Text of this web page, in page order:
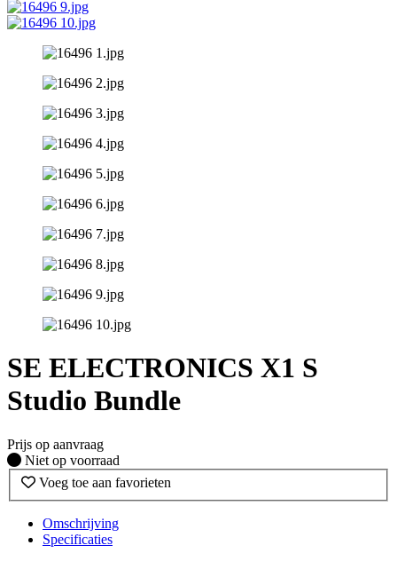
SE ELECTRONICS X1 S
Studio Bundle
Prijs op aanvraag
Fysiek voorradig
Niet op voorraad
Voeg toe aan favorieten
Omschrijving
Specificaties